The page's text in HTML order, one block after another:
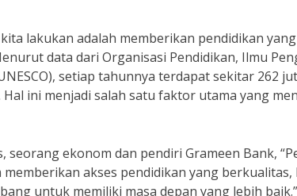
lakukan adalah memberikan pendidikan
data dari Organisasi Pendidikan, Ilmu
setiap tahunnya terdapat sekitar 262
ini menjadi salah satu faktor utama yang
seorang ekonom dan pendiri Grameen Bank,
akses pendidikan yang
untuk memiliki masa depan yang lebih baik.”